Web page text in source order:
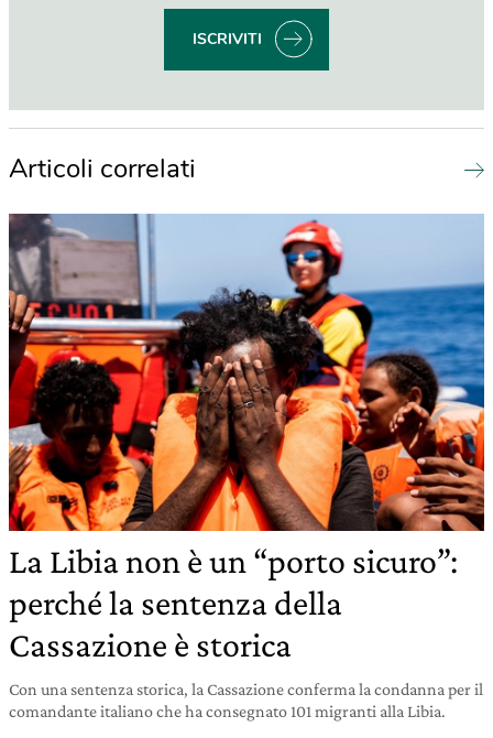
ISCRIVITI
Articoli correlati
La Libia non è un “porto sicuro”:
perché la sentenza della
Cassazione è storica
Con una sentenza storica, la Cassazione conferma la condanna per il
comandante italiano che ha consegnato 101 migranti alla Libia.